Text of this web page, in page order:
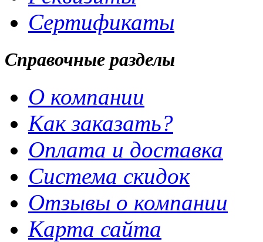
Сертификаты
Справочные разделы
О компании
Как заказать?
Оплата и доставка
Система скидок
Отзывы о компании
Карта сайта